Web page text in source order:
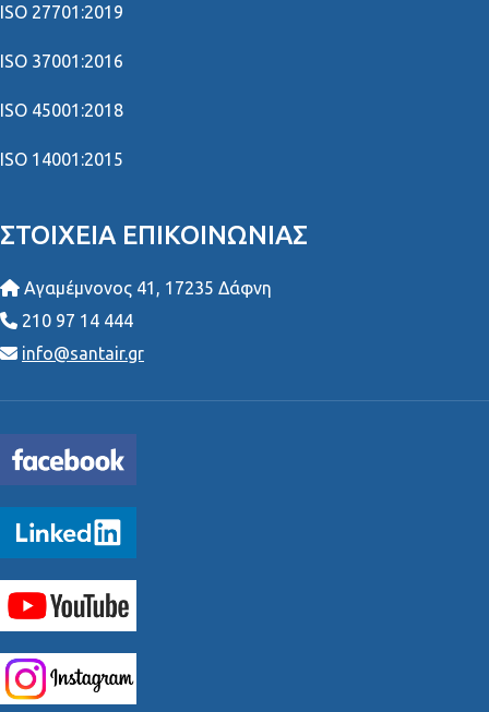
ISO 27701:2019
ISO 37001:2016
ISO 45001:2018
ISO 14001:2015
ΣΤΟΙΧΕΊΑ ΕΠΙΚΟΙΝΩΝΊΑΣ
Αγαμέμνονος 41, 17235 Δάφνη
210 97 14 444
info@santair.gr